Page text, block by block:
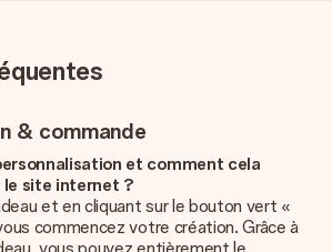
& commande
et comment cela
site internet ?
et en cliquant sur le bouton vert «
commencez votre création. Grâce à